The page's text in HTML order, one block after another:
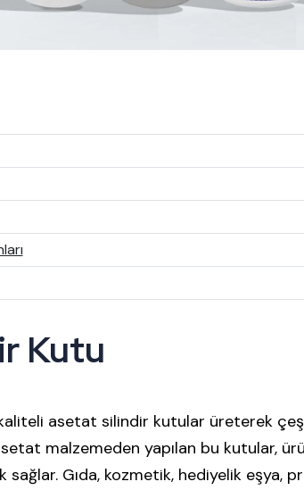
Kutu
asetat silindir kutular üreterek
malzemeden yapılan bu kutular,
sağlar. Gıda, kozmetik, hediyelik eşya,